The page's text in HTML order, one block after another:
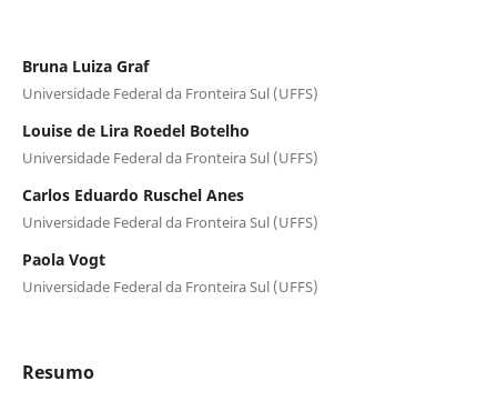
Bruna Luiza Graf
Universidade Federal da Fronteira Sul (UFFS)
Louise de Lira Roedel Botelho
Universidade Federal da Fronteira Sul (UFFS)
Carlos Eduardo Ruschel Anes
Universidade Federal da Fronteira Sul (UFFS)
Paola Vogt
Universidade Federal da Fronteira Sul (UFFS)
Resumo